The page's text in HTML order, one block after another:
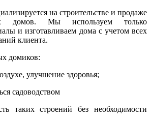
на строительстве и продаже
домов. Мы используем только
и изготавливаем дома с учетом всех
клиента.
домиков:
улучшение здоровья;
садоводством
таких строений без необходимости